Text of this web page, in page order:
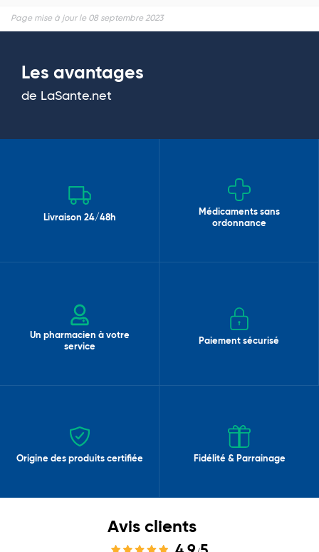
Page mise à jour le 08 septembre 2023
Les avantages
de LaSante.net
Livraison 24/48h
Médicaments sans
ordonnance
Un pharmacien à votre
service
Paiement sécurisé
Origine des produits certifiée Fidélité & Parrainage
Avis clients